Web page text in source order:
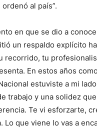
al país”.
en que se dio a
un respaldo explícito
recorrido, tu
En estos años
estuviste a mi
trabajo y una solidez
Te vi esforzarte,
Lo que viene lo vas a